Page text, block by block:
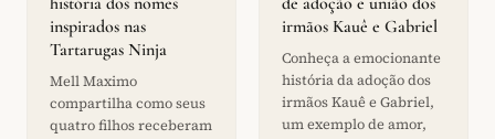
inspirados nas
Tartarugas Ninja
Mell Maximo
compartilha como seus
quatro filhos receberam
irmãos Kauê e Gabriel
Conheça a emocionante
história da adoção dos
irmãos Kauê e Gabriel,
um exemplo de amor,